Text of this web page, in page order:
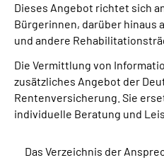
Dieses Angebot richtet sich
Bürgerinnen, darüber hinaus
und andere
Die Vermittlung von
zusätzliches Angebot der
Rentenversicherung. Sie
individuelle Beratung und
Das Verzeichnis der